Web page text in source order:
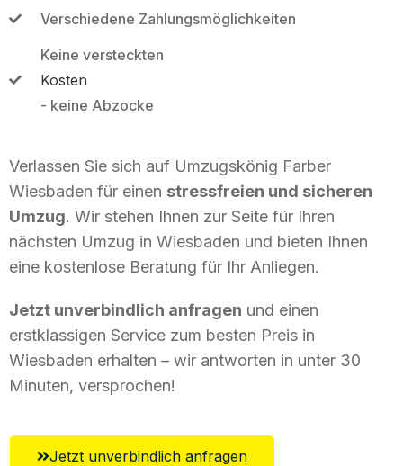
Verschiedene Zahlungsmöglichkeiten
Keine versteckten
Kosten
- keine Abzocke
Verlassen Sie sich auf Umzugskönig Farber
Wiesbaden für einen stressfreien und sicheren
Umzug. Wir stehen Ihnen zur Seite für Ihren
nächsten Umzug in Wiesbaden und bieten Ihnen
eine kostenlose Beratung für Ihr Anliegen.
Jetzt unverbindlich anfragen und einen
erstklassigen Service zum besten Preis in
Wiesbaden erhalten – wir antworten in unter 30
Minuten, versprochen!
Jetzt unverbindlich anfragen